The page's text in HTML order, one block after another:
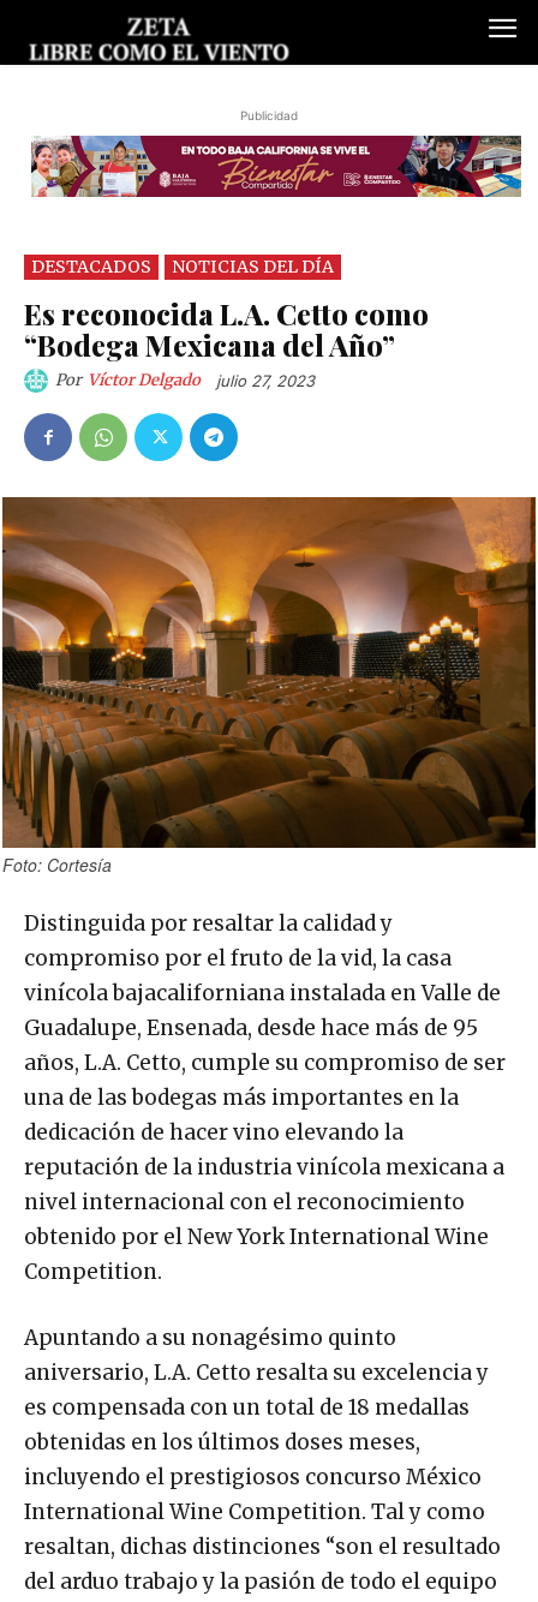
Publicidad
DESTACADOS NOTICIAS DEL DÍA
Es reconocida L.A. Cetto como
“Bodega Mexicana del Año”
Por Víctor Delgado julio 27, 2023
Foto: Cortesía
Distinguida por resaltar la calidad y
compromiso por el fruto de la vid, la casa
vinícola bajacaliforniana instalada en Valle de
Guadalupe, Ensenada, desde hace más de 95
años, L.A. Cetto, cumple su compromiso de ser
una de las bodegas más importantes en la
dedicación de hacer vino elevando la
reputación de la industria vinícola mexicana a
nivel internacional con el reconocimiento
obtenido por el New York International Wine
Competition.
Apuntando a su nonagésimo quinto
aniversario, L.A. Cetto resalta su excelencia y
es compensada con un total de 18 medallas
obtenidas en los últimos doses meses,
incluyendo el prestigiosos concurso México
International Wine Competition. Tal y como
resaltan, dichas distinciones “son el resultado
del arduo trabajo y la pasión de todo el equipo